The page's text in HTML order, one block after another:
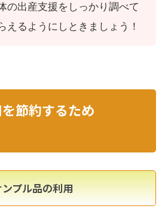
の出産支援をしっかり調べて
えるようにしときましょう！
節約するため
プル品の利用